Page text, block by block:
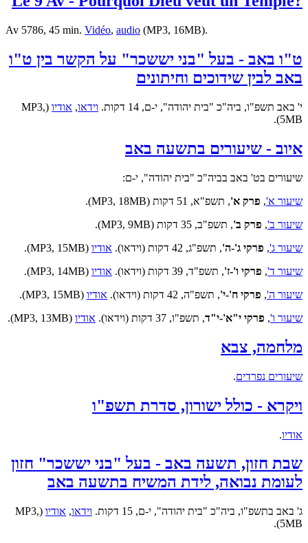
Av 5786, 45 min. Vidéo, audio (MP3, 16MB).
ט"ו באב - בעל "בני יששכר" על הקשר בין ט"ו
באב לבין שידוכים וחיתונים
י' באב תשפ"ו, ביה"כ "בית יהודה", י-ם, 14 דקות. וידאו, אודיו (MP3,
5MB).
איוב - שיעורים בתשעה באב
שיעורים בט' באב בביה"כ "בית יהודה", י-ם:
שיעור א', פרק א', תשפ"א, 51 דקות (MP3, 18MB).
שיעור ב', פרק ב', תשפ"ב, 35 דקות (MP3, 9MB).
שיעור ג', פרקי ג'-ה', תשפ"ג, 42 דקות (וידאו). אודיו (MP3, 15MB).
שיעור ד', פרקי ו'-ז', תשפ"ד, 39 דקות (וידאו). אודיו (MP3, 14MB).
שיעור ה', פרקי ח'-י', תשפ"ה, 42 דקות (וידאו). אודיו (MP3, 15MB).
שיעור ו', פרקי י"א'-י"ד, תשפ"ו, 37 דקות (וידאו). אודיו (MP3, 13MB).
מלחמה, צבא
שיעורים נפרדים.
ויקרא - כולל ישורון, סדרת תשפ"ו
אודיו.
שבת חזון, תשעה באב - בעל "בני יששכר" חזון
לעומת נבואה, לידת המשיח בתשעה באב
ג' באב בתשפ"ו, ביה"כ "בית יהודה", י-ם, 15 דקות. וידאו, אודיו (MP3,
5MB).